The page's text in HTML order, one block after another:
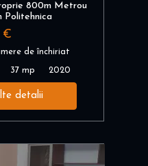
800m Metrou
Politehnica
€
de închiriat
37 mp 2020
detalii